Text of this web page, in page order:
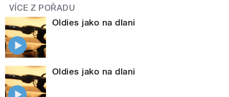
VÍCE Z POŘADU
Oldies jako na dlani
Oldies jako na dlani